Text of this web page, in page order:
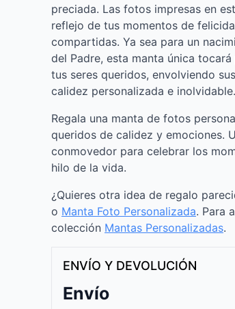
preciada. Las fotos impresas en
reflejo de tus momentos de
compartidas. Ya sea para un
del Padre, esta manta única
tus seres queridos, envolviendo
calidez personalizada e inolvidable.
Regala una manta de fotos
queridos de calidez y emociones.
conmovedor para celebrar los
hilo de la vida.
¿Quieres otra idea de regalo
o Manta Foto Personalizada. Para
colección Mantas Personalizadas.
ENVÍO Y DEVOLUCIÓN
Envío